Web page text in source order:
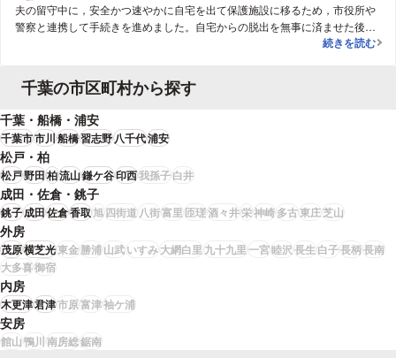
夫の留守中に，安全かつ速やかに自宅を出て保護施設に移るため，市役所や
警察と連携して手続きを進めました。自宅からの脱出を無事に済ませた後
ＤＶ夫との離
続きを読む
千葉の市区町村から探す
千葉・船橋・浦安
千葉市市川船橋習志野八千代浦安
松戸・柏
松戸野田柏流山鎌ケ谷印西我孫子白井
成田・佐倉・銚子
銚子成田佐倉香取旭四街道八街富里匝瑳酒々井栄神崎多古東庄芝山
外房
茂原横芝光東金勝浦山武いすみ大網白里九十九里一宮睦沢長生白子長柄長南
大多喜御宿
内房
木更津君津市原富津袖ケ浦
安房
館山鴨川南房総鋸南